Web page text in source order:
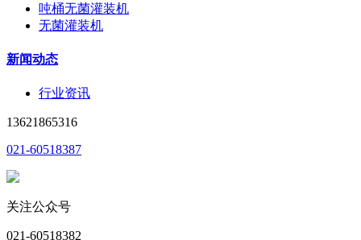
吨桶无菌灌装机
无菌灌装机
新闻动态
行业资讯
13621865316
021-60518387
关注公众号
021-60518382